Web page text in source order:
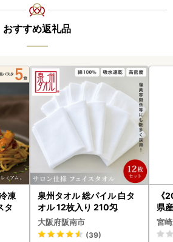
おすすめ返礼品
凍
タ
泉州タオル 総パイル 白タ
オル 12枚入り 210匁
大阪府阪南市
(39)
《
県
セ
宮